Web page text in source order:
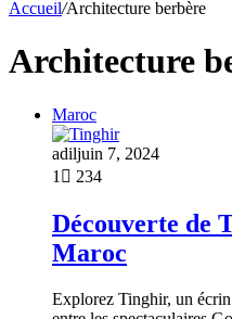
Accueil/Architecture berbère
Architecture
Maroc
adiljuin 7, 2024
1
234
Découverte de
Maroc
Explorez Tinghir, un